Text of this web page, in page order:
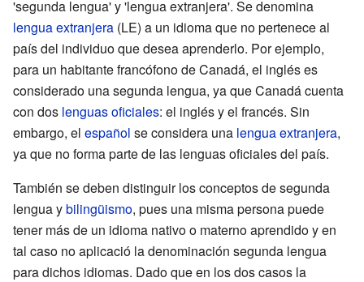
'segunda lengua' y 'lengua extranjera'. Se denomina
lengua extranjera (LE) a un idioma que no pertenece al
país del individuo que desea aprenderlo. Por ejemplo,
para un habitante francófono de Canadá, el inglés es
considerado una segunda lengua, ya que Canadá cuenta
con dos lenguas oficiales: el inglés y el francés. Sin
embargo, el español se considera una lengua extranjera,
ya que no forma parte de las lenguas oficiales del país.
También se deben distinguir los conceptos de segunda
lengua ybilingüismo, pues una misma persona puede
tener más de un idioma nativo o materno aprendido y en
tal caso no aplicació la denominación segunda lengua
para dichos idiomas. Dado que en los dos casos la